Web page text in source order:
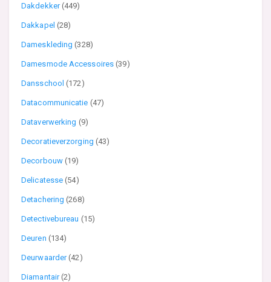
Dakdekker(449)
Dakkapel (28)
Dameskleding(328)
Damesmode Accessoires(39)
Dansschool(172)
Datacommunicatie (47)
Dataverwerking (9)
Decoratieverzorging (43)
Decorbouw (19)
Delicatesse(54)
Detachering(268)
Detectivebureau (15)
Deuren (134)
Deurwaarder(42)
Diamantair(2)